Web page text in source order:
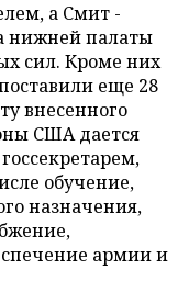
а Смит -
нижней палаты
сил. Кроме них
еще 28
внесенного
США дается
обучение,
назначения,
армии и